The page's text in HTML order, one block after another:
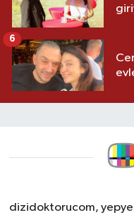
6
dizidoktorucom,